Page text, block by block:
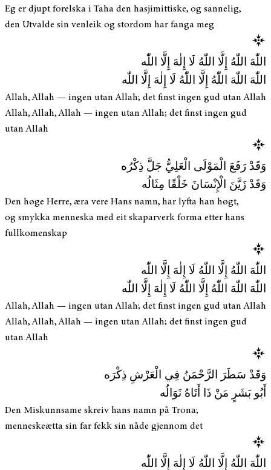
Eg er djupt forelska i Taha den hasjimittiske, og sannelig,
den Utvalde sin venleik og stordom har fanga meg
اللّٰهَ اللّٰهُ إِلَّا اللّٰهُ لَا إِلٰهَ إِلَّا اللّٰه
اللّٰهَ اللّٰهَ اللّٰهُ إِلَّا اللّٰهُ لَا إِلٰهَ إِلَّا اللّٰه
Allah, Allah — ingen utan Allah; det finst ingen gud utan Allah
Allah, Allah, Allah — ingen utan Allah; det finst ingen gud
utan Allah
وَقَدْ رَفَعَ الْمَوْلَى الْعَلِيُّ جَلَّ ذِكْرُه
وَقَدْ زَيَّنَ الْإِنْسَانَ خَلْقًا مِثَالُه
Den høge Herre, æra vere Hans namn, har lyfta han høgt,
og smykka menneska med eit skaparverk forma etter hans
fullkomenskap
اللّٰهَ اللّٰهُ إِلَّا اللّٰهُ لَا إِلٰهَ إِلَّا اللّٰه
اللّٰهَ اللّٰهَ اللّٰهُ إِلَّا اللّٰهُ لَا إِلٰهَ إِلَّا اللّٰه
Allah, Allah — ingen utan Allah; det finst ingen gud utan Allah
Allah, Allah, Allah — ingen utan Allah; det finst ingen gud
utan Allah
وَقَدْ سَطَرَ الرَّحْمَنُ فِي الْعَرْشِ ذِكْرَه
أَبُو بَشَرٍ مَنْ ذَا أَتَاهُ نَوَالُه
Den Miskunnsame skreiv hans namn på Trona;
menneskeætta sin far fekk sin nåde gjennom det
اللّٰهَ اللّٰهُ إِلَّا اللّٰهُ لَا إِلٰهَ إِلَّا اللّٰه